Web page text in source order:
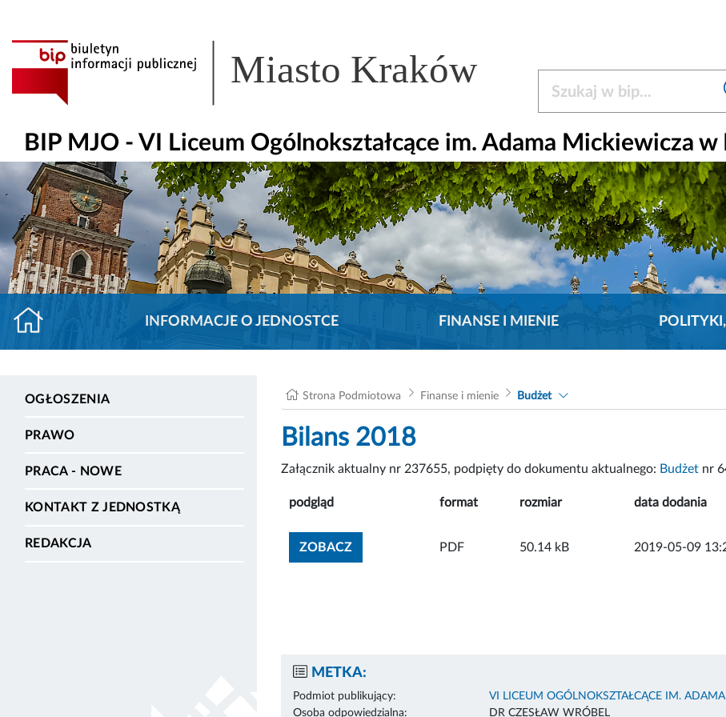
Miasto Kraków
BIP MJO - VI Liceum Ogólnokształcące im. Adama Mickiewicza
INFORMACJE O JEDNOSTCE FINANSE I MIENIE
OGŁOSZENIA
PRAWO
PRACA - NOWE
KONTAKT Z JEDNOSTKĄ
REDAKCJA
Strona Podmiotowa Finanse i mienie Budżet
Bilans 2018
Załącznik aktualny nr 237655, podpięty do dokumentu aktualnego: Budżet nr
podgląd format rozmiar data dodania
ZOBACZZOBACZ ZAŁĄCZNIK
PDF 50.14 kB 2019-05-09
METKA:
Podmiot publikujący:
VI LICEUM OGÓLNOKSZTAŁCĄCE IM.
Osoba odpowiedzialna:
DR CZESŁAW WRÓBEL